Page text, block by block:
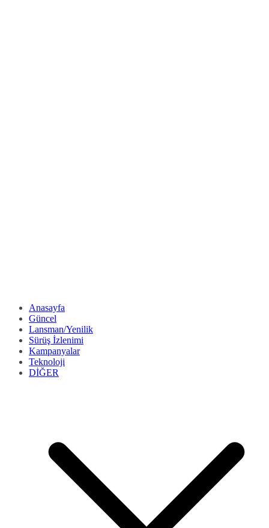
Anasayfa
Güncel
Lansman/Yenilik
Sürüş İzlenimi
Kampanyalar
Teknoloji
DİĞER